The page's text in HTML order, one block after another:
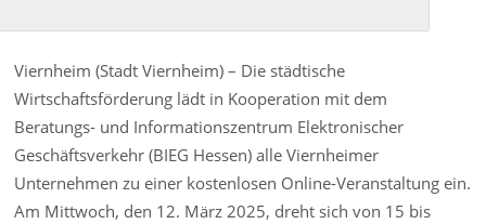
Viernheim (Stadt Viernheim) – Die städtische
Wirtschaftsförderung lädt in Kooperation mit dem
Beratungs- und Informationszentrum Elektronischer
Geschäftsverkehr (BIEG Hessen) alle Viernheimer
Unternehmen zu einer kostenlosen Online-Veranstaltung ein.
Am Mittwoch, den 12. März 2025, dreht sich von 15 bis